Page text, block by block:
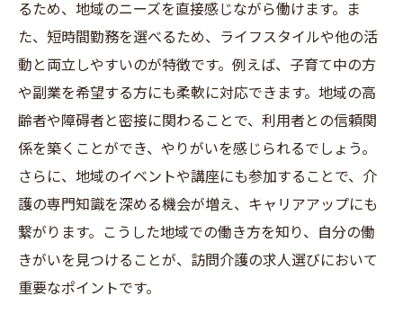
るため、地域のニーズを直接感じながら働けます。ま
た、短時間勤務を選べるため、ライフスタイルや他の活
動と両立しやすいのが特徴です。例えば、子育て中の方
や副業を希望する方にも柔軟に対応できます。地域の高
齢者や障碍者と密接に関わることで、利用者との信頼関
係を築くことができ、やりがいを感じられるでしょう。
さらに、地域のイベントや講座にも参加することで、介
護の専門知識を深める機会が増え、キャリアアップにも
繋がります。こうした地域での働き方を知り、自分の働
きがいを見つけることが、訪問介護の求人選びにおいて
重要なポイントです。